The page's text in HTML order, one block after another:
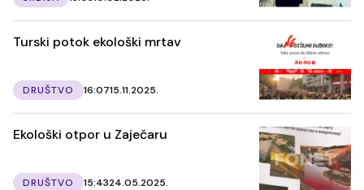
Turski potok ekološki mrtav
DRUŠTVO 16:0715.11.2025.
Ekološki otpor u Zaječaru
DRUŠTVO 15:4324.05.2025.